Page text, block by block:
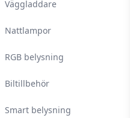
Väggladdare
Nattlampor
RGB belysning
Biltillbehör
Smart belysning